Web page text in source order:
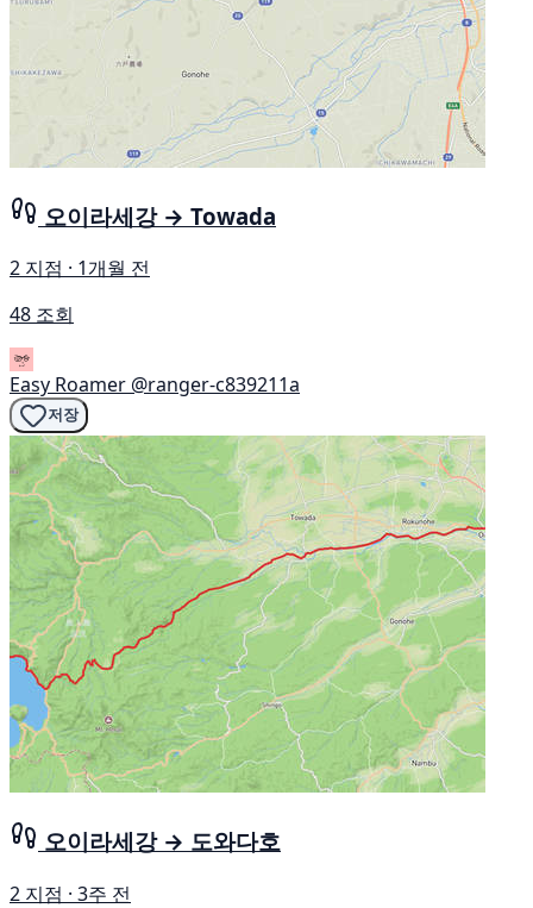
오이라세강 → Towada
2 지점 · 1개월 전
48 조회
Easy Roamer @ranger-c839211a
저장
오이라세강 → 도와다호
2 지점 · 3주 전